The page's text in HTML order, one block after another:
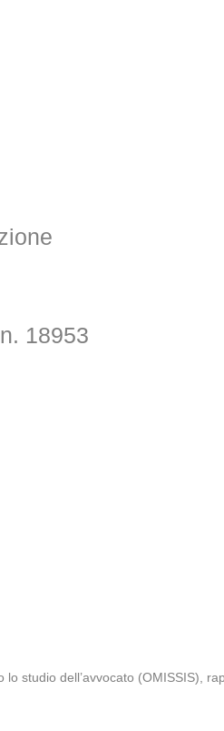
18953
studio dell’avvocato (OMISSIS),